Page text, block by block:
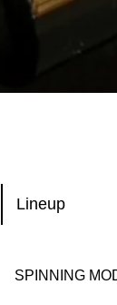
Lineup
SPINNING